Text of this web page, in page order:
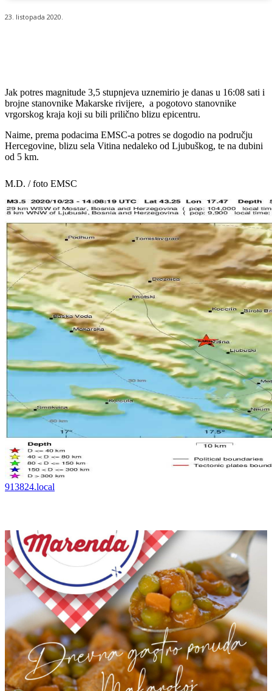
23. listopada 2020.
Jak potres magnitude 3,5 stupnjeva uznemirio je danas u 16:08 sati i
brojne stanovnike Makarske rivijere, a pogotovo stanovnike
vrgorskog kraja koji su bili prilično blizu epicentru.
Naime, prema podacima EMSC-a potres se dogodio na području
Hercegovine, blizu sela Vitina nedaleko od Ljubuškog, te na dubini
od 5 km.
M.D. / foto EMSC
913824.local